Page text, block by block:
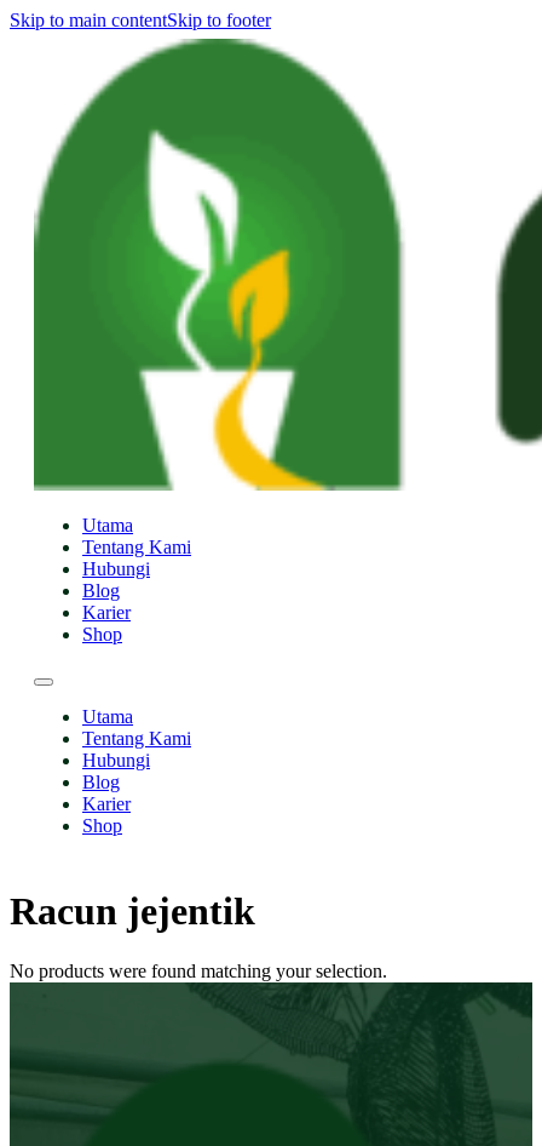
Skip to main contentSkip to footer
Utama
Tentang Kami
Hubungi
Blog
Karier
Shop
Utama
Tentang Kami
Hubungi
Blog
Karier
Shop
Racun jejentik
No products were found matching your selection.